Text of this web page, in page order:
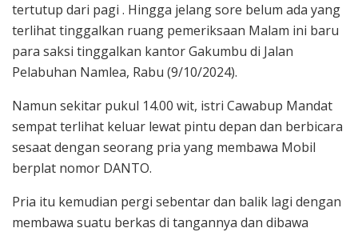
tertutup dari pagi . Hingga jelang sore belum ada yang
terlihat tinggalkan ruang pemeriksaan Malam ini baru
para saksi tinggalkan kantor Gakumbu di Jalan
Pelabuhan Namlea, Rabu (9/10/2024).
Namun sekitar pukul 14.00 wit, istri Cawabup Mandat
sempat terlihat keluar lewat pintu depan dan berbicara
sesaat dengan seorang pria yang membawa Mobil
berplat nomor DANTO.
Pria itu kemudian pergi sebentar dan balik lagi dengan
membawa suatu berkas di tangannya dan dibawa